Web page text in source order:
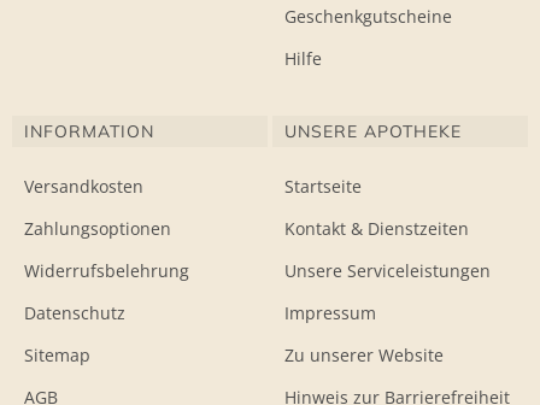
Geschenkgutscheine
Hilfe
INFORMATION
Versandkosten
Zahlungsoptionen
Widerrufsbelehrung
Datenschutz
Sitemap
AGB
UNSERE APOTHEKE
Startseite
Kontakt & Dienstzeiten
Unsere Serviceleistungen
Impressum
Zu unserer Website
Hinweis zur Barrierefreiheit